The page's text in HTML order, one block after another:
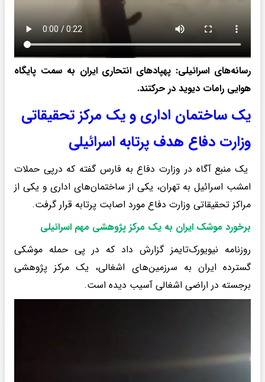
رسانه‌های اسرائیلی: پهپادهای انتحاری ایران به سمت پایگاه
هوایی رامات دیوید در حرکتند.
یک ساختمان اداری و یک مرکز تحقیقاتی
وزارت دفاع هدف پرتابه اسرائیلی
یک منبع آگاه در وزارت دفاع به فارس گفته که درپی حملات
امشب اسرائیل به تهران، یکی از ساختمان‌های اداری و یکی از
مراکز تحقیقاتی وزارت دفاع مورد اصابت پرتابه قرار گرفت.
برخورد موشک ایران به یک مرکز پژوهشی مهم اسرائیلی
روزنامه نیویورک‌تایمز گزارش داد که در پی حمله موشکی
گسترده ایران به سرزمین‌های اشغالی، یک مرکز پژوهشی
برجسته در اراضی اشغالی آسیب دیده است.